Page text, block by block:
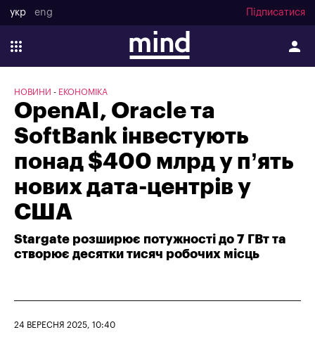
укр eng Підписатися
НОВИНИ ЕКОНОМІКА
OpenAI, Oracle та
SoftBank інвестують
понад $400 млрд у п’ять
нових дата-центрів у
США
Stargate розширює потужності до 7 ГВт та
створює десятки тисяч робочих місць
24 ВЕРЕСНЯ 2025, 10:40